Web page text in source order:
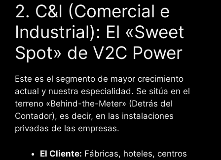
2. C&I (Comercial e
Industrial): El «Sweet
Spot» de V2C Power
Este es el segmento de mayor crecimiento
actual y nuestra especialidad. Se sitúa en el
terreno «Behind-the-Meter» (Detrás del
Contador), es decir, en las instalaciones
privadas de las empresas.
El Cliente: Fábricas, hoteles, centros